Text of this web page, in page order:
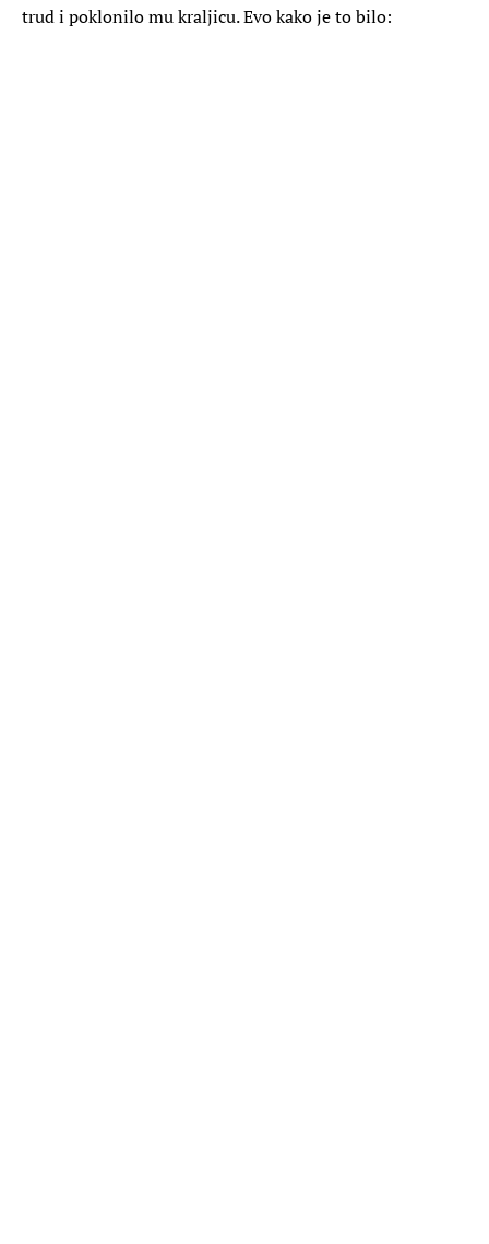
trud i poklonilo mu kraljicu. Evo kako je to bilo: